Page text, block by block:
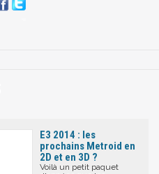
E3 2014 : les
prochains Metroid en
2D et en 3D ?
Voilà un petit paquet